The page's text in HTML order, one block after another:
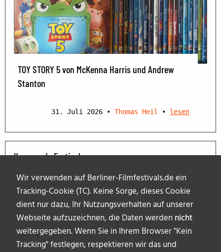
Wir verwenden auf Berliner-Filmfestivals.de ein
Tracking-Cookie (TC). Keine Sorge, dieses Cookie
dient nur dazu, Ihr Nutzungsverhalten auf unserer
Webseite aufzuzeichnen, die Daten werden nicht
weitergegeben. Wenn Sie in Ihrem Browser "Kein
Tracking" festlegen, respektieren wir das und
TOY STORY 5 von McKenna Harris und Andrew
Stanton
31. Juli 2026 • Thomas Heil • lesen
Kommende Festivals